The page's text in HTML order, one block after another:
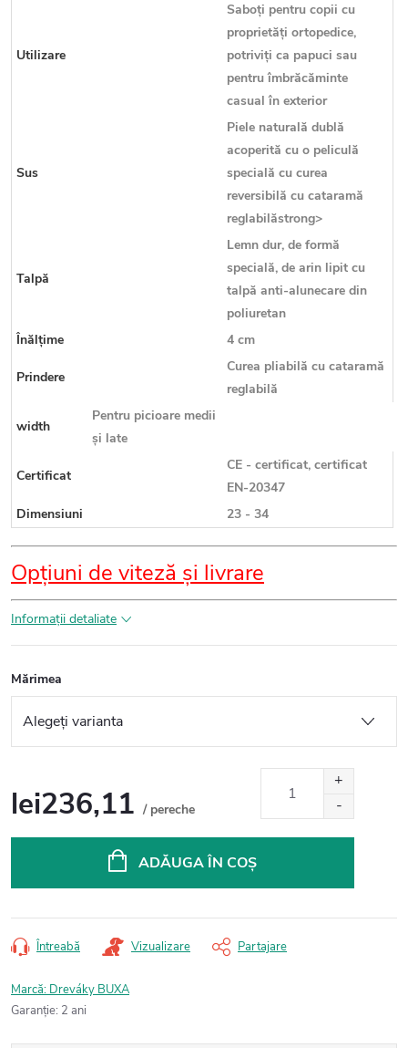
Utilizare
Saboți pentru copii cu
proprietăți ortopedice,
potriviți ca papuci sau
pentru îmbrăcăminte
casual în exterior
Sus
Piele naturală dublă
acoperită cu o peliculă
specială cu curea
reversibilă cu cataramă
reglabilăstrong>
Talpă
Lemn dur, de formă
specială, de arin lipit cu
talpă anti-alunecare din
poliuretan
Înălțime
4 cm
Prindere
Curea pliabilă cu cataramă
reglabilă
width
Pentru picioare medii
și late
Certificat
CE - certificat, certificat
EN-20347
Dimensiuni
23 - 34
Opțiuni de viteză și livrare
Informaţii detaliate
Mărimea
lei236,11 / pereche
ADĂUGA ÎN COŞ
Întreabă Vizualizare Partajare
Marcă: Dreváky BUXA
Garanţie: 2 ani